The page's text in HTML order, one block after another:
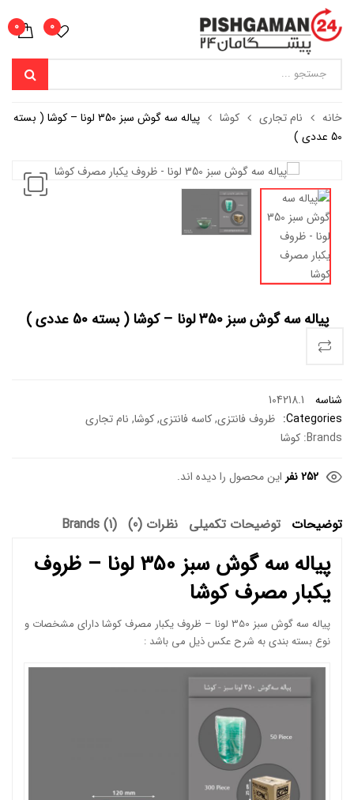
0
0
خانه نام تجاری کوشا
پیاله سه گوش سبز 350 لونا – کوشا ( بسته
50 عددی )
پیاله سه گوش سبز 350 لونا – کوشا ( بسته 50 عددی )
شناسه
104218.1
Categories:
ظروف فانتزی,کاسه فانتزی,کوشا, نام تجاری
Brands: کوشا
252 نفر این محصول را دیده اند.
توضیحات توضیحات تکمیلی نظرات (0) Brands (1)
پیاله سه گوش سبز 350 لونا – ظروف
یکبار مصرف کوشا
پیاله سه گوش سبز 350 لونا – ظروف یکبار مصرف کوشا دارای مشخصات و
نوع بسته بندی به شرح عکس ذیل می باشد :